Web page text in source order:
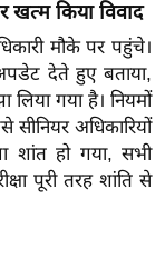
खत्म किया विवाद
मौके पर पहुंचे।
देते हुए बताया,
गया है। नियमों
अधिकारियों
शांत हो गया, सभी
पूरी तरह शांति से